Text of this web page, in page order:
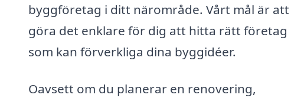
byggföretag i ditt närområde. Vårt mål är att
göra det enklare för dig att hitta rätt företag
som kan förverkliga dina byggidéer.
Oavsett om du planerar en renovering,